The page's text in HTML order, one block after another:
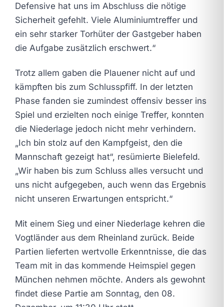
Defensive hat uns im Abschluss die nötige
Sicherheit gefehlt. Viele Aluminiumtreffer und
ein sehr starker Torhüter der Gastgeber haben
die Aufgabe zusätzlich erschwert.“
Trotz allem gaben die Plauener nicht auf und
kämpften bis zum Schlusspfiff. In der letzten
Phase fanden sie zumindest offensiv besser ins
Spiel und erzielten noch einige Treffer, konnten
die Niederlage jedoch nicht mehr verhindern.
„Ich bin stolz auf den Kampfgeist, den die
Mannschaft gezeigt hat“, resümierte Bielefeld.
„Wir haben bis zum Schluss alles versucht und
uns nicht aufgegeben, auch wenn das Ergebnis
nicht unseren Erwartungen entspricht.“
Mit einem Sieg und einer Niederlage kehren die
Vogtländer aus dem Rheinland zurück. Beide
Partien lieferten wertvolle Erkenntnisse, die das
Team mit in das kommende Heimspiel gegen
München nehmen möchte. Anders als gewohnt
findet diese Partie am Sonntag, den 08.